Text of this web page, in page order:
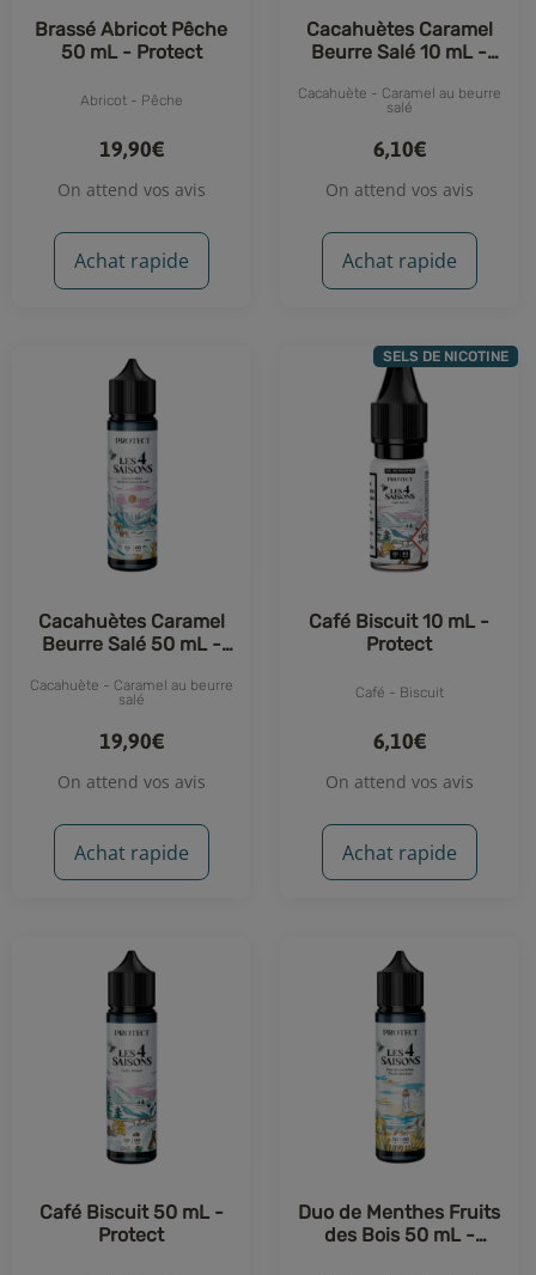
Brassé Abricot Pêche
50 mL - Protect
Abricot - Pêche
19,90€
On attend vos avis
Achat rapide
Cacahuètes Caramel
Beurre Salé 10 mL -
Cacahuète - Caramel au beurre
salé
6,10€
On attend vos avis
Achat rapide
Cacahuètes Caramel
Beurre Salé 50 mL -
Cacahuète - Caramel au beurre
salé
19,90€
On attend vos avis
Achat rapide
SELS DE NICOTINE
Café Biscuit 10 mL -
Protect
Café - Biscuit
6,10€
On attend vos avis
Achat rapide
Café Biscuit 50 mL -
Protect
Duo de Menthes Fruits
des Bois 50 mL -